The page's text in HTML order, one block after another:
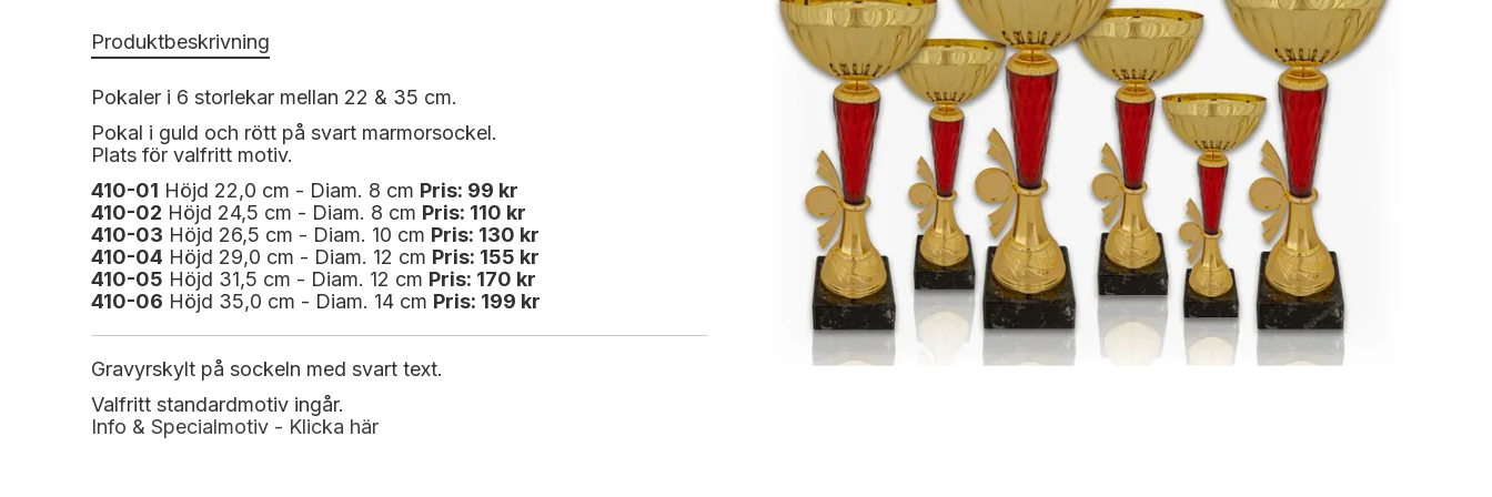
Produktbeskrivning
Pokaler i 6 storlekar mellan 22 & 35 cm.
Pokal i guld och rött på svart marmorsockel.
Plats för valfritt motiv.
410-01 Höjd 22,0 cm - Diam. 8 cm Pris: 99 kr
410-02 Höjd 24,5 cm - Diam. 8 cm Pris: 110 kr
410-03 Höjd 26,5 cm - Diam. 10 cm Pris: 130 kr
410-04 Höjd 29,0 cm - Diam. 12 cm Pris: 155 kr
410-05 Höjd 31,5 cm - Diam. 12 cm Pris: 170 kr
410-06 Höjd 35,0 cm - Diam. 14 cm Pris: 199 kr
Gravyrskylt på sockeln med svart text.
Valfritt standardmotiv ingår.
Info & Specialmotiv - Klicka här